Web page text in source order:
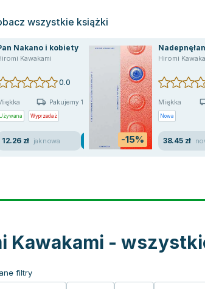
wszystkie książki
Nakano i kobiety
Kawakami
0.0
Pakujemy 10.08
Używana Wyprzedaż
12.26 zł jak nowa -15%
Hiromi
Miękka
Nowa
38.45 zł
Kawakami -
filtry